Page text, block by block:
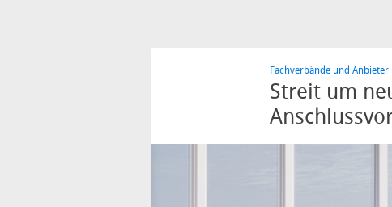
Fachverbände und
Streit um